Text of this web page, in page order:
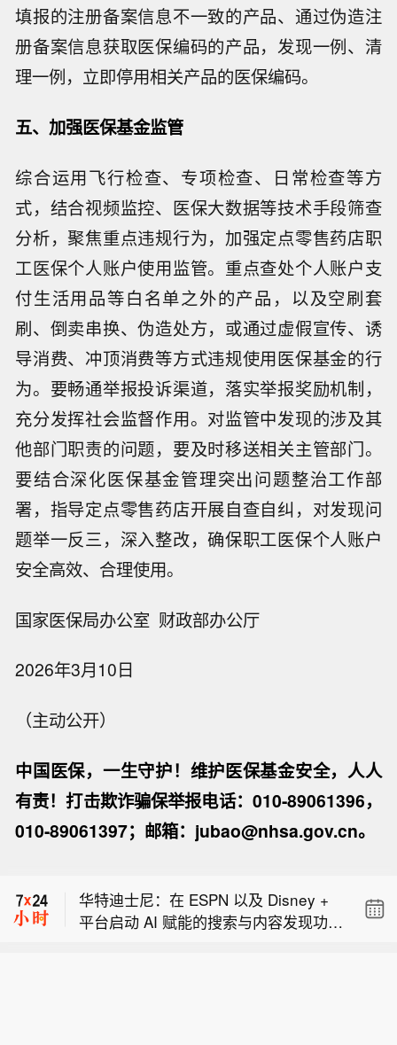
填报的注册备案信息不一致的产品、通过伪造注
册备案信息获取医保编码的产品，发现一例、清
理一例，立即停用相关产品的医保编码。
五、加强医保基金监管
综合运用飞行检查、专项检查、日常检查等方
式，结合视频监控、医保大数据等技术手段筛查
分析，聚焦重点违规行为，加强定点零售药店职
工医保个人账户使用监管。重点查处个人账户支
付生活用品等白名单之外的产品，以及空刷套
刷、倒卖串换、伪造处方，或通过虚假宣传、诱
导消费、冲顶消费等方式违规使用医保基金的行
为。要畅通举报投诉渠道，落实举报奖励机制，
充分发挥社会监督作用。对监管中发现的涉及其
他部门职责的问题，要及时移送相关主管部门。
要结合深化医保基金管理突出问题整治工作部
署，指导定点零售药店开展自查自纠，对发现问
题举一反三，深入整改，确保职工医保个人账户
安全高效、合理使用。
国家医保局办公室 财政部办公厅
2026年3月10日
（主动公开）
中国医保，一生守护！维护医保基金安全，人人
有责！打击欺诈骗保举报电话：010-89061396，
010-89061397；邮箱：jubao@nhsa.gov.cn。
华特迪士尼：在 ESPN 以及 Disney +
平台启动 AI 赋能的搜索与内容发现功能